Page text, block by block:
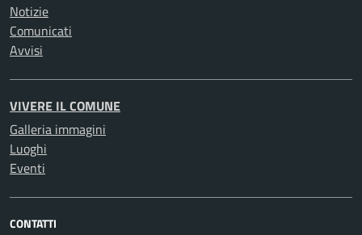
Notizie
Comunicati
Avvisi
VIVERE IL COMUNE
Galleria immagini
Luoghi
Eventi
CONTATTI